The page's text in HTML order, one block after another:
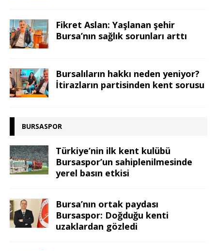
Fikret Aslan: Yaşlanan şehir
Bursa’nın sağlık sorunları arttı
Bursalıların hakkı neden yeniyor?
İtirazların partisinden kent sorusu
BURSASPOR
Türkiye’nin ilk kent kulübü
Bursaspor’un sahiplenilmesinde
yerel basın etkisi
Bursa’nın ortak paydası
Bursaspor: Doğduğu kenti
uzaklardan gözledi